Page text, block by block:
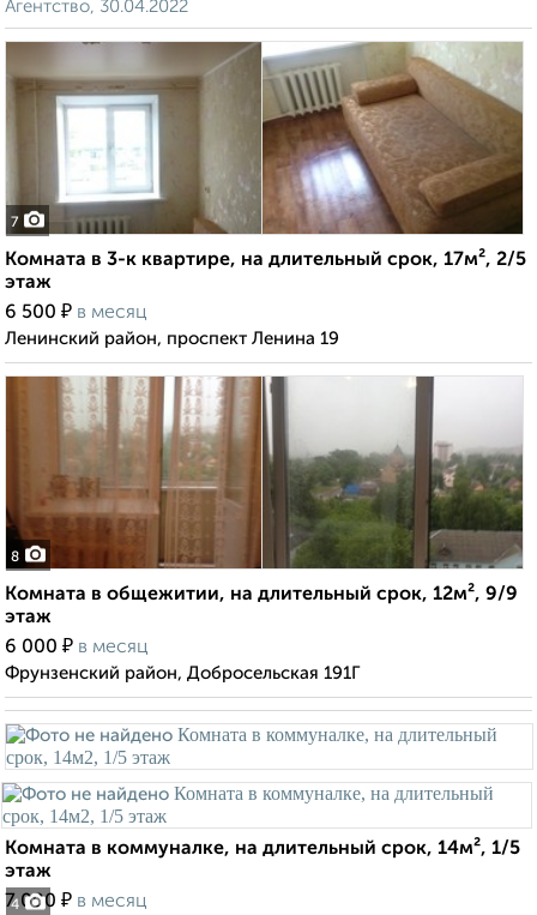
Агентство, 30.04.2022
7
Комната в 3-к квартире, на длительный срок, 17м², 2/5
этаж
6 500 ₽ в месяц
Ленинский район, проспект Ленина 19
8
Комната в общежитии, на длительный срок, 12м², 9/9
этаж
6 000 ₽ в месяц
Фрунзенский район, Добросельская 191Г
4
Комната в коммуналке, на длительный срок, 14м², 1/5
этаж
7 000 ₽ в месяц